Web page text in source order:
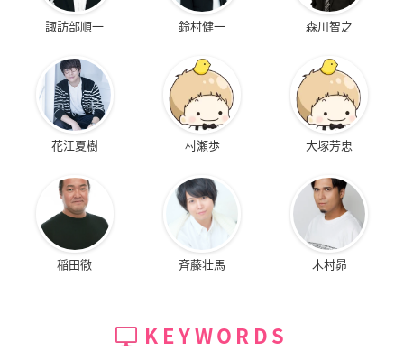
諏訪部順一 鈴村健一 森川智之
花江夏樹 村瀬歩 大塚芳忠
稲田徹 斉藤壮馬 木村昴
KEYWORDS